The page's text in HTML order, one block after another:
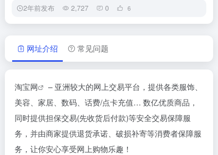
2年前发布 2,727 0 6
网址介绍 常见问题
淘宝网
– 亚洲较大的网上交易平台，提供各类服饰、
美容、家居、数码、话费/点卡充值… 数亿优质商品，
同时提供担保交易(先收货后付款)等安全交易保障服
务，并由商家提供退货承诺、破损补寄等消费者保障服
务，让你安心享受网上购物乐趣！